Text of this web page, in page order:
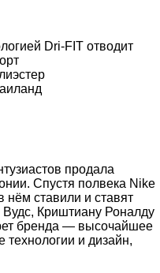
Dri-FIT отводит
продала
Спустя полвека Nike
нём ставили и ставят
Криштиану Роналду
бренда — высочайшее
технологии и дизайн,